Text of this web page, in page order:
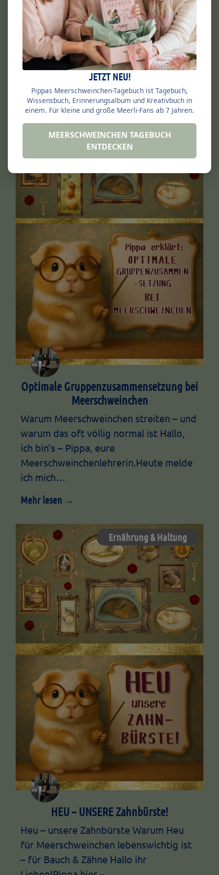
Checkliste für einen guten Start Hallo,
ich bin’s – Pippa, eure
Meerschweinchenlehrerin.Und heute
geht es…
Ernährung & Haltung
Optimale Gruppenzusammensetzung bei
Meerschweinchen
Warum Meerschweinchen streiten – und
warum das oft völlig normal ist Hallo,
ich bin’s – Pippa, eure
Meerschweinchenlehrerin.Heute melde
ich mich…
Mehr lesen →
Ernährung & Haltung
HEU – UNSERE Zahnbürste!
Heu – unsere Zahnbürste Warum Heu
für Meerschweinchen lebenswichtig ist
– für Bauch & Zähne Hallo ihr
JETZT NEU!
Pippas Meerschweinchen-Tagebuch ist Tagebuch,
Wissensbuch, Erinnerungsalbum und Kreativbuch in
einem. Für kleine und große Meerli-Fans ab 7 Jahren.
MEERSCHWEINCHEN TAGEBUCH
ENTDECKEN